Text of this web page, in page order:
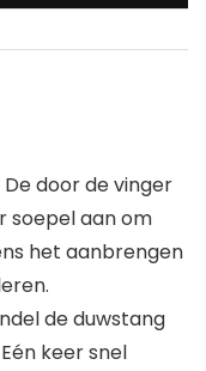
door de vinger
soepel aan om
het aanbrengen
de duwstang
keer snel